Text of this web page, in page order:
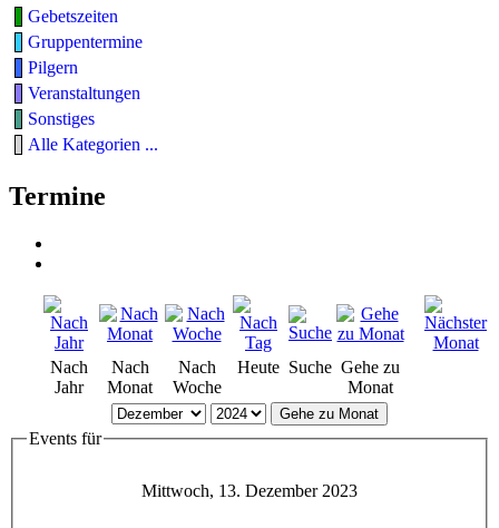
Gebetszeiten
Gruppentermine
Pilgern
Veranstaltungen
Sonstiges
Alle Kategorien ...
Termine
Nach
Jahr
Nach
Monat
Nach
Woche
Heute Suche Gehe zu
Monat
Gehe zu Monat
Events für
Mittwoch, 13. Dezember 2023